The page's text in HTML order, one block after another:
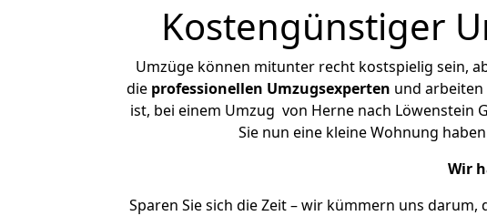
Kostengünstiger
Umzüge können mitunter recht kostspielig sein,
die professionellen Umzugsexperten und
ist, bei einem Umzug von Herne nach Löwenstein
Sie nun eine kleine Wohnung
Wir
Sparen Sie sich die Zeit – wir kümmern uns darum,